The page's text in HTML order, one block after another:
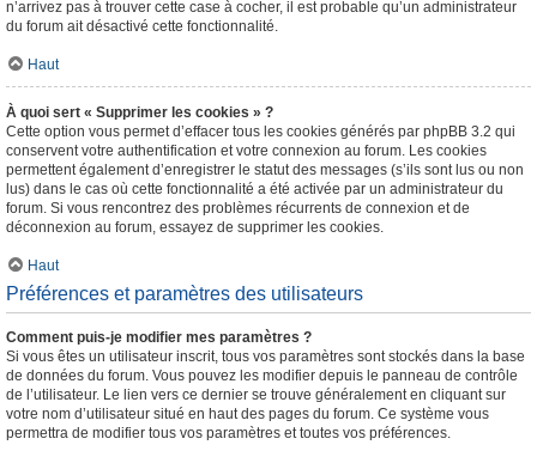
n’arrivez pas à trouver cette case à cocher, il est probable qu’un administrateur
du forum ait désactivé cette fonctionnalité.
Haut
À quoi sert « Supprimer les cookies » ?
Cette option vous permet d’effacer tous les cookies générés par phpBB 3.2 qui
conservent votre authentification et votre connexion au forum. Les cookies
permettent également d’enregistrer le statut des messages (s’ils sont lus ou non
lus) dans le cas où cette fonctionnalité a été activée par un administrateur du
forum. Si vous rencontrez des problèmes récurrents de connexion et de
déconnexion au forum, essayez de supprimer les cookies.
Haut
Préférences et paramètres des utilisateurs
Comment puis-je modifier mes paramètres ?
Si vous êtes un utilisateur inscrit, tous vos paramètres sont stockés dans la base
de données du forum. Vous pouvez les modifier depuis le panneau de contrôle
de l’utilisateur. Le lien vers ce dernier se trouve généralement en cliquant sur
votre nom d’utilisateur situé en haut des pages du forum. Ce système vous
permettra de modifier tous vos paramètres et toutes vos préférences.